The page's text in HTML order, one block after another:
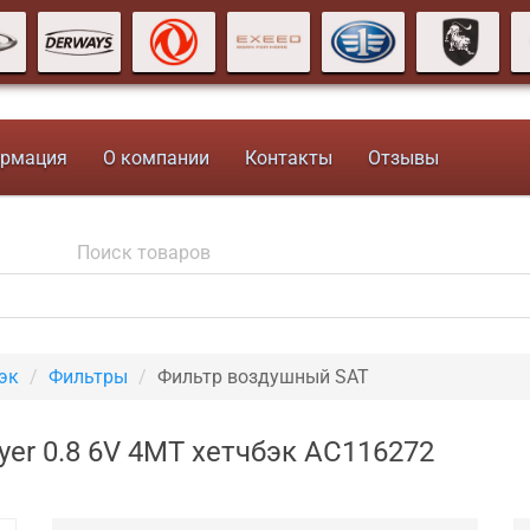
О компании Контакты Отзывы
Фильтры Фильтр воздушный SAT
0.8 6V 4MT хетчбэк AC116272